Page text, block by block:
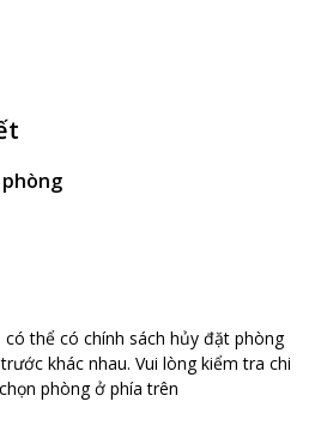
có thể có chính sách hủy đặt phòng
khác nhau. Vui lòng kiểm tra chi
phòng ở phía trên